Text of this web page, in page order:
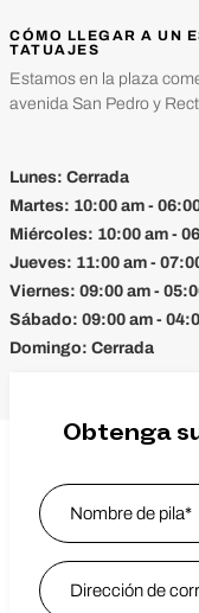
CÓMO LLEGAR A UN
TATUAJES
Estamos en la plaza
avenida San Pedro y
Lunes: Cerrada
Martes: 10:00 am -
Miércoles: 10:00 am -
Jueves: 11:00 am -
Viernes: 09:00 am -
Sábado: 09:00 am -
Domingo: Cerrada
Obtenga
Name
Nombre
Email Address